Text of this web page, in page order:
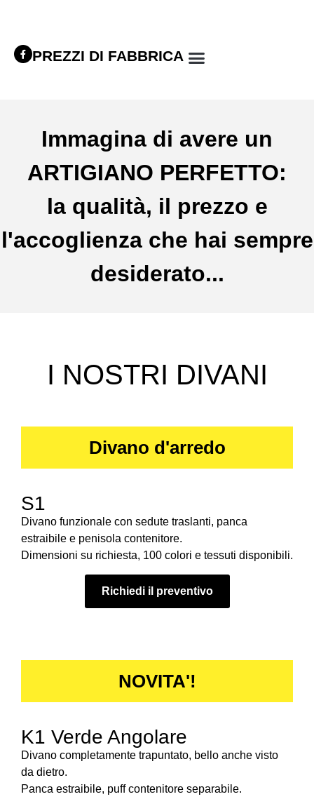
PREZZI DI FABBRICA
Immagina di avere un
ARTIGIANO PERFETTO:
la qualità, il prezzo e
l'accoglienza che hai sempre
desiderato...
I NOSTRI DIVANI
Divano d'arredo
S1
Divano funzionale con sedute traslanti, panca
estraibile e penisola contenitore.
Dimensioni su richiesta, 100 colori e tessuti disponibili.
Richiedi il preventivo
NOVITA'!
K1 Verde Angolare
Divano completamente trapuntato, bello anche visto
da dietro.
Panca estraibile, puff contenitore separabile.